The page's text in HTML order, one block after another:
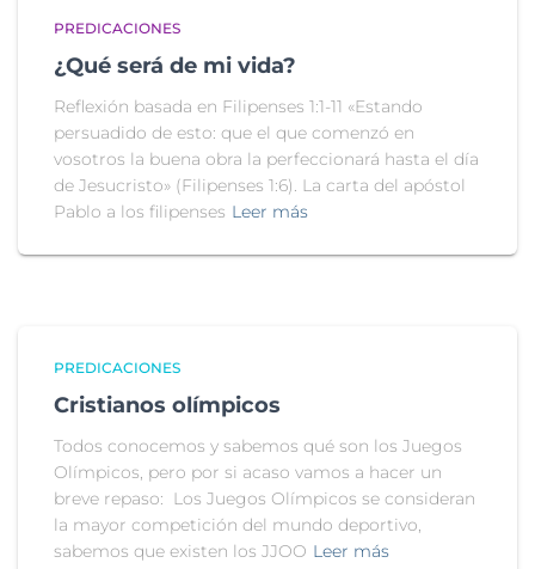
PREDICACIONES
¿Qué será de mi vida?
Reflexión basada en Filipenses 1:1-11 «Estando
persuadido de esto: que el que comenzó en
vosotros la buena obra la perfeccionará hasta el día
de Jesucristo» (Filipenses 1:6). La carta del apóstol
Pablo a los filipenses Leer más
PREDICACIONES
Cristianos olímpicos
Todos conocemos y sabemos qué son los Juegos
Olímpicos, pero por si acaso vamos a hacer un
breve repaso: Los Juegos Olímpicos se consideran
la mayor competición del mundo deportivo,
sabemos que existen los JJOO Leer más